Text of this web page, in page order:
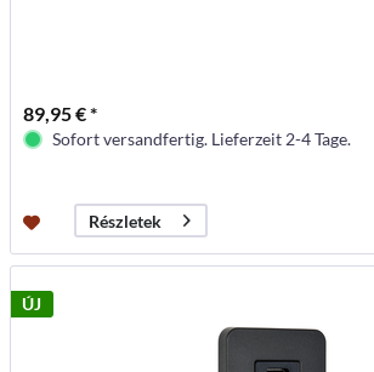
89,95 € *
Sofort versandfertig. Lieferzeit 2-4 Tage.
Részletek
ÚJ